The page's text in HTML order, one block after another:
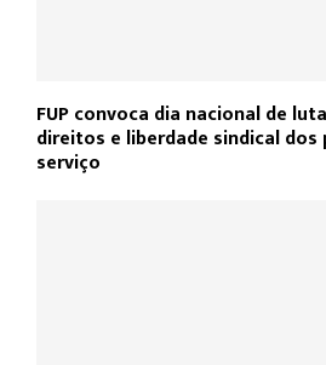
FUP convoca dia nacional de
direitos e liberdade sindical
serviço